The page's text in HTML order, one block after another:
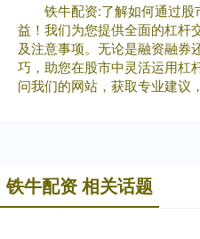
铁牛配资:了解如何通过
益！我们为您提供全面的杠杆
及注意事项。无论是融资融券
巧，助您在股市中灵活运用杠
问我们的网站，获取专业建议
铁牛配资 相关话题